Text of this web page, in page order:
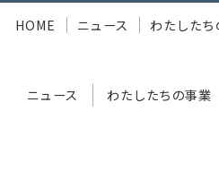
ニュース わたしたちの事業
HOME ニュース わたしたち